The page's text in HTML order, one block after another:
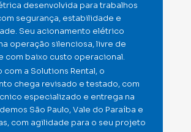
desenvolvida para trabalhos
segurança, estabilidade e
Seu acionamento elétrico
operação silenciosa, livre de
com baixo custo operacional.
com a Solutions Rental, o
chega revisado e testado, com
especializado e entrega na
São Paulo, Vale do Paraíba e
com agilidade para o seu projeto